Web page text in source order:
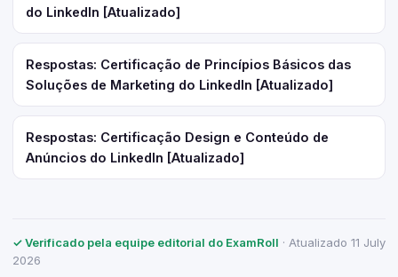
do LinkedIn [Atualizado]
Respostas: Certificação de Princípios Básicos das
Soluções de Marketing do LinkedIn [Atualizado]
Respostas: Certificação Design e Conteúdo de
Anúncios do LinkedIn [Atualizado]
✓ Verificado pela equipe editorial do ExamRoll · Atualizado 11 July
2026